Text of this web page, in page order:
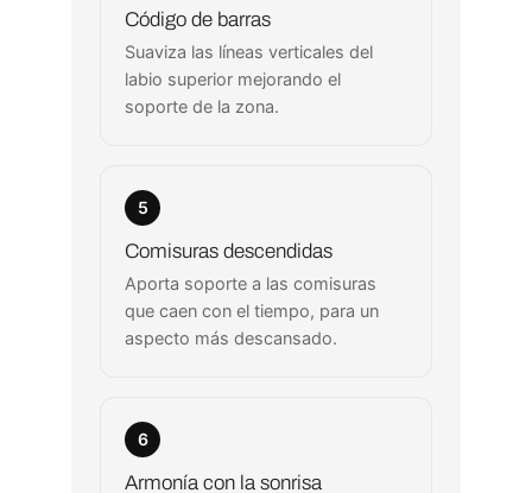
Código de barras
Suaviza las líneas verticales del
labio superior mejorando el
soporte de la zona.
5
Comisuras descendidas
Aporta soporte a las comisuras
que caen con el tiempo, para un
aspecto más descansado.
6
Armonía con la sonrisa